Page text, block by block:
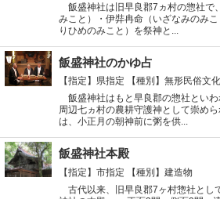
飯盛神社は旧早良郡7ヵ村の惣社で
みこと）・伊弉冉命（いざなみのみ
りひめのみこと）を祭神と...
飯盛神社のかゆ占
【指定】県指定
【種別】無形民俗文
飯盛神社はもと早良郡の惣社といわ
周辺七ヵ村の農耕守護神として崇め
は、小正月の朝神前に粥を供...
飯盛神社本殿
【指定】市指定
【種別】建造物
古代以来、旧早良郡7ヶ村惣社とし